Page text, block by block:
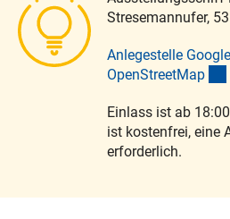
Stresemannufer,
Anlegestelle
OpenStreetMap
Einlass ist ab
ist kostenfrei, eine
erforderlich.